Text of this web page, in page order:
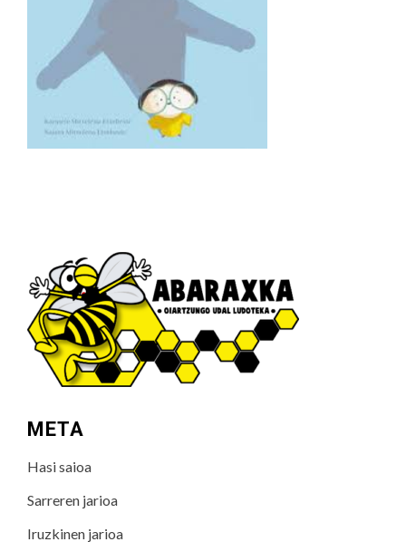
META
Hasi saioa
Sarreren jarioa
Iruzkinen jarioa